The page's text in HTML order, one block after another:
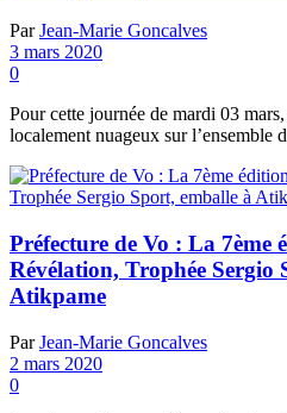
Par Jean-Marie Goncalves
3 mars 2020
0
Pour cette journée de mardi 03
localement nuageux sur l’ensemble
Préfecture de Vo : La
Révélation, Trophée Sergio
Atikpame
Par Jean-Marie Goncalves
2 mars 2020
0